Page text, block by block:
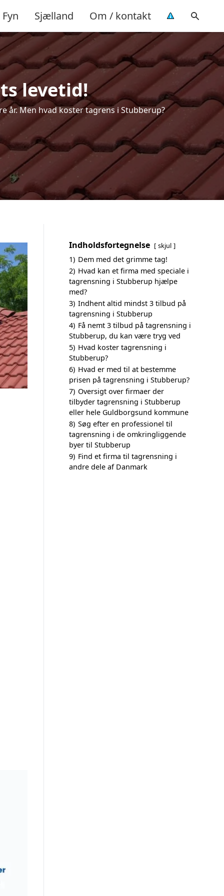
Fyn Sjælland Om / kontakt
levetid!
år. Men hvad koster tagrens i Stubberup?
Indholdsfortegnelse skjul
1) Dem med det grimme tag!
2) Hvad kan et firma med speciale i
tagrensning i Stubberup hjælpe
med?
3) Indhent altid mindst 3 tilbud på
tagrensning i Stubberup
4) Få nemt 3 tilbud på tagrensning i
Stubberup, du kan være tryg ved
5) Hvad koster tagrensning i
Stubberup?
6) Hvad er med til at bestemme
prisen på tagrensning i Stubberup?
7) Oversigt over firmaer der
tilbyder tagrensning i Stubberup
eller hele Guldborgsund kommune
8) Søg efter en professionel til
tagrensning i de omkringliggende
byer til Stubberup
9) Find et firma til tagrensning i
andre dele af Danmark